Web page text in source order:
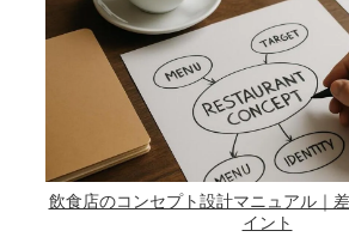
飲食店のコンセプト設計マニュアル｜
イント